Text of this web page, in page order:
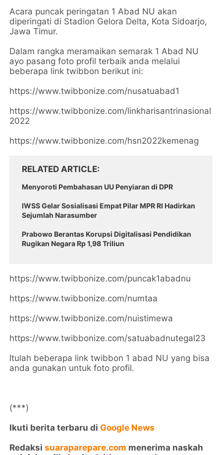
Acara puncak peringatan 1 Abad NU akan
diperingati di Stadion Gelora Delta, Kota Sidoarjo,
Jawa Timur.
Dalam rangka meramaikan semarak 1 Abad NU
ayo pasang foto profil terbaik anda melalui
beberapa link twibbon berikut ini:
https://www.twibbonize.com/nusatuabad1
https://www.twibbonize.com/linkharisantrinasional
2022
https://www.twibbonize.com/hsn2022kemenag
RELATED ARTICLE
Menyoroti Pembahasan UU Penyiaran di DPR
IWSS Gelar Sosialisasi Empat Pilar MPR RI Hadirkan
Sejumlah Narasumber
Prabowo Berantas Korupsi Digitalisasi Pendidikan
Rugikan Negara Rp 1,98 Triliun
https://www.twibbonize.com/puncak1abadnu
https://www.twibbonize.com/numtaa
https://www.twibbonize.com/nuistimewa
https://www.twibbonize.com/satuabadnutegal23
Itulah beberapa link twibbon 1 abad NU yang bisa
anda gunakan untuk foto profil.
(***)
Ikuti berita terbaru diGoogle News
Redaksisuaraparepare.com menerima naskah